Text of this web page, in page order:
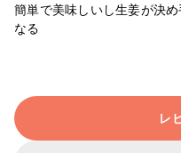
簡単で美味しいし生姜が決め
なる
レ